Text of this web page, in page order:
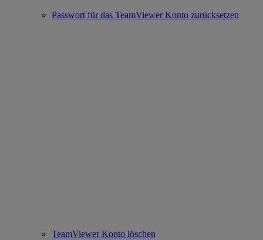
Passwort für das TeamViewer Konto zurücksetzen
TeamViewer Konto löschen